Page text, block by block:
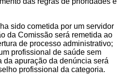
sido cometida por um servidor
da Comissão será remetida ao
de processo administrativo;
profissional de saúde sem
da apuração da denúncia será
profissional da categoria.